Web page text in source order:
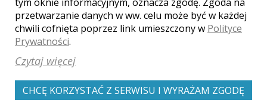
innych fotografów
przetwarzanie danych w ww. celu może być w każdej
chwili cofnięta poprzez link umieszczony w Polityce
Prywatności.
Czytaj więcej
CHCĘ KORZYSTAĆ Z SERWISU I WYRAŻAM ZGODĘ